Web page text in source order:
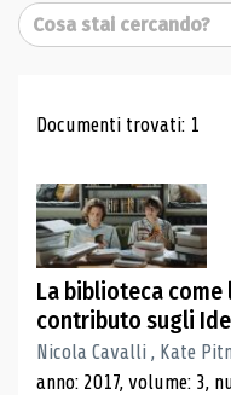
Cerca
Risultati
Documenti trovati: 1
La biblioteca
contributo sugli
Nicola Cavalli , Kate
anno: 2017, volume: 3,